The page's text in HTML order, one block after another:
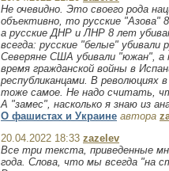
Не очевидно. Это своего рода
объективно, то русские
а русские ДНР и ЛНР 8 лет
всегда: русские "белые"
Северяне США убивали "южан", а
время гражданской войны в
республиканцами. В революциях
тоже самое. Не надо считать,
А "замес", насколько я знаю из
О фашистах и Украине автора
20.04.2022 18:33 zazelev
Все три текста, приведенные
года. Слова, что мы всегда "на